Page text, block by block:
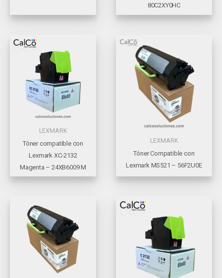
80C2XY0HC
LEXMARK
Tóner compatible con
Lexmark XC-2132
Magenta – 24XB6009 M
LEXMARK
Tóner Compatible con
Lexmark MS521 – 56F2U0E